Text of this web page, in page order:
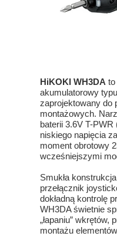
HiKOKI WH3DA
akumulatorowy typu
zaprojektowany do
montażowych.
baterii 3.6V T-
niskiego napięcia
moment obrotowy
wcześniejszymi
Smukła
przełącznik
dokładną kontrolę
WH3DA świetnie
„łapaniu”
montażu